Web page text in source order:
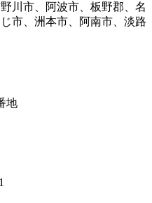
川市、阿波市、板野郡、名
市、洲本市、阿南市、淡路
地